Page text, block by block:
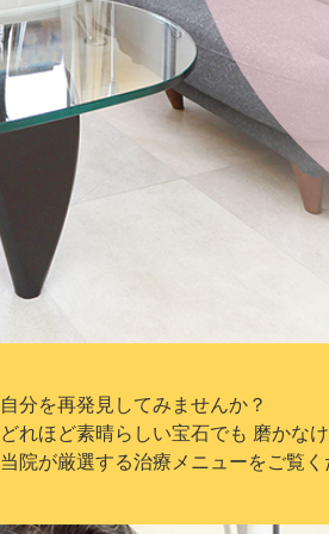
自分を再発見してみませんか？
どれほど素晴らしい宝石でも 磨かな
当院が厳選する治療メニューをご覧